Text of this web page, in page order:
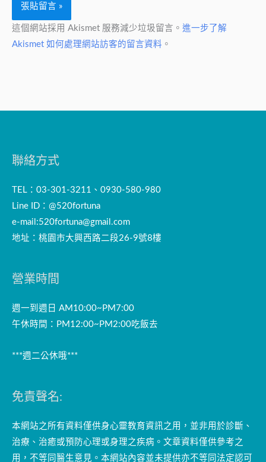
這個網站採用 Akismet 服務減少垃圾留言。 進一步了解
Akismet 如何處理網站訪客的留言資料 。
聯絡方式
TEL：03-301-3211、0930-580-980
Line ID：@520fortuna
e-mail:520fortuna@gmail.com
地址：桃園市大興西路二段26-9號8樓
營業時間
週一到週日 AM10:00~PM7:00
午休時間：PM12:00~PM2:00吃飯去
***週二公休哦***
免責聲名:
本網站之所有資料僅供身心靈教育資訊之用，並非用於診斷、
治療、治癒或預防心理或身理之疾病。文章資料僅供參考之
用，不等同醫生意見。本網站內容並未提供亦不等同法定認可